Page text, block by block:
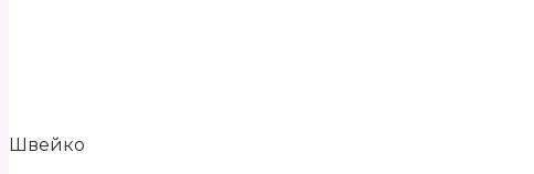
Швейко